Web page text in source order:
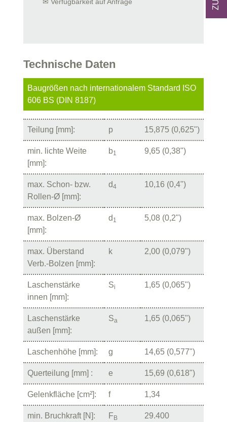
Technische Daten
Baugrößen nach internationalem Standard ISO
606 BS (DIN 8187)
Teilung [mm]: p 15,875 (0,625")
min. lichte Weite
[mm]:
b1 9,65 (0,38")
max. Schon- bzw.
Rollen-Ø [mm]:
d4 10,16 (0,4")
max. Bolzen-Ø
[mm]:
d 1 5,08 (0,2")
max. Überstand
Verb.-Bolzen [mm]:
k 2,00 (0,079")
Laschenstärke
innen [mm]:
Si 1,65 (0,065")
Laschenstärke
außen [mm]:
Sa 1,65 (0,065")
Laschenhöhe [mm]: g 14,65 (0,577")
Querteilung [mm] : e 15,69 (0,618")
Gelenkfläche [cm²]: f 1,34
min. Bruchkraft [N]: F B 29.400